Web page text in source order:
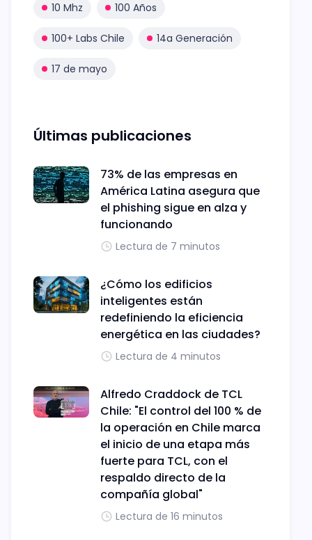
10 Mhz 100 Años
100+ Labs Chile 14a Generación
17 de mayo
Últimas publicaciones
73% de las empresas en
América Latina asegura que
el phishing sigue en alza y
funcionando
Lectura de 7 minutos
¿Cómo los edificios
inteligentes están
redefiniendo la eficiencia
energética en las ciudades?
Lectura de 4 minutos
Alfredo Craddock de TCL
Chile: "El control del 100 % de
la operación en Chile marca
el inicio de una etapa más
fuerte para TCL, con el
respaldo directo de la
compañía global"
Lectura de 16 minutos